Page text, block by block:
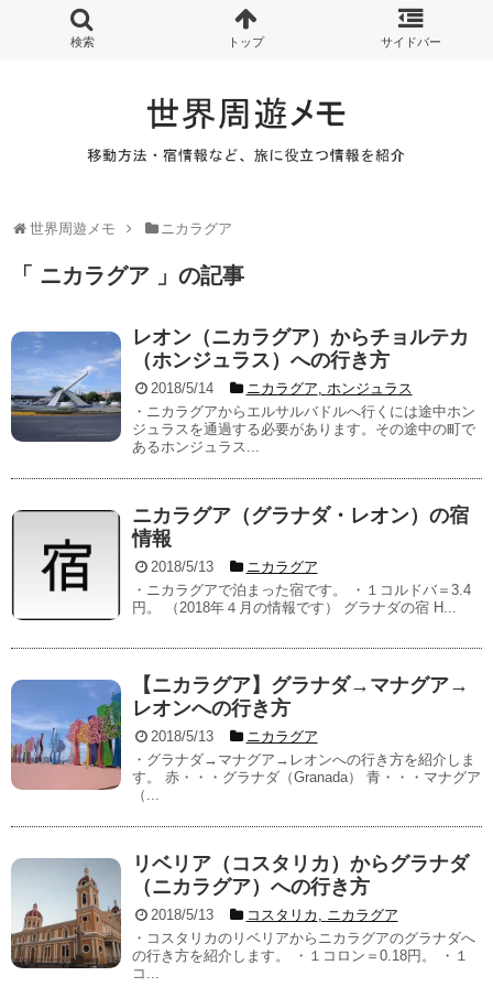
世界周遊メモ ニカラグア
「 ニカラグア 」の記事
レオン（ニカラグア）からチョルテカ
（ホンジュラス）への行き方
2018/5/14 ニカラグア, ホンジュラス
・ニカラグアからエルサルバドルへ行くには途中ホン
ジュラスを通過する必要があります。その途中の町で
あるホンジュラス...
ニカラグア（グラナダ・レオン）の宿
情報
2018/5/13
ニカラグア
・ニカラグアで泊まった宿です。 ・１コルドバ＝3.4
円。 （2018年４月の情報です） グラナダの宿 H...
【ニカラグア】グラナダ→マナグア→
レオンへの行き方
2018/5/13
ニカラグア
・グラナダ→マナグア→レオンへの行き方を紹介しま
す。 赤・・・グラナダ（Granada） 青・・・マナグア
（...
リベリア（コスタリカ）からグラナダ
（ニカラグア）への行き方
2018/5/13 コスタリカ , ニカラグア
・コスタリカのリベリアからニカラグアのグラナダへ
の行き方を紹介します。 ・１コロン＝0.18円。 ・１
コ...